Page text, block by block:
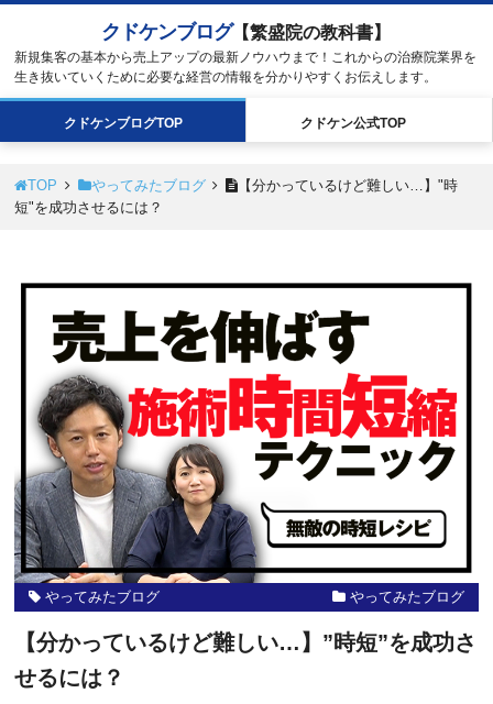
クドケンブログ【繁盛院の教科書】
新規集客の基本から売上アップの最新ノウハウまで！これからの治療院業界を
生き抜いていくために必要な経営の情報を分かりやすくお伝えします。
クドケンブログTOP クドケン公式TOP
TOP やってみたブログ
【分かっているけど難しい…】"時
短"を成功させるには？
やってみたブログ やってみたブログ
【分かっているけど難しい…】”時短”を成功さ
せるには？